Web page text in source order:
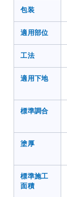
包装
適用部位
工法
適用下地
標準調合
塗厚
標準施工
面積